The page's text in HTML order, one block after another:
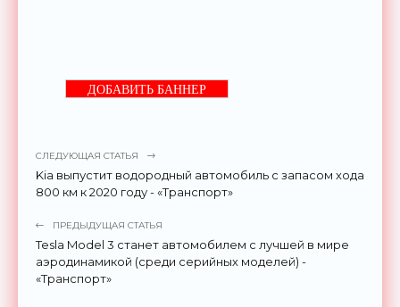
ДОБАВИТЬ БАННЕР
СЛЕДУЮЩАЯ СТАТЬЯ
Kia выпустит водородный автомобиль с запасом хода
800 км к 2020 году - «Транспорт»
ПРЕДЫДУЩАЯ СТАТЬЯ
Tesla Model 3 станет автомобилем с лучшей в мире
аэродинамикой (среди серийных моделей) -
«Транспорт»